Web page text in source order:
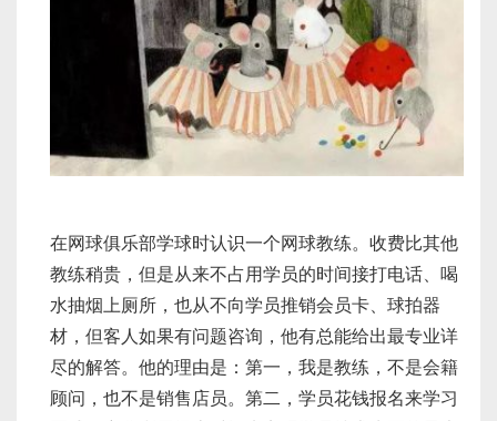
在网球俱乐部学球时认识一个网球教练。收费比其他
教练稍贵，但是从来不占用学员的时间接打电话、喝
水抽烟上厕所，也从不向学员推销会员卡、球拍器
材，但客人如果有问题咨询，他有总能给出最专业详
尽的解答。他的理由是：第一，我是教练，不是会籍
顾问，也不是销售店员。第二，学员花钱报名来学习